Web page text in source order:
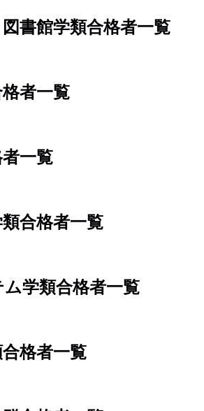
書館学類合格者一覧
者一覧
一覧
合格者一覧
学類合格者一覧
格者一覧